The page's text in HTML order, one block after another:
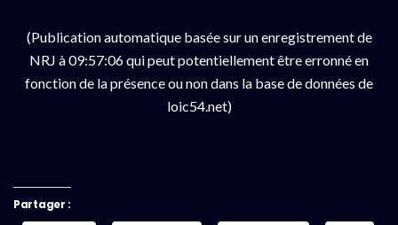
(Publication automatique basée sur un enregistrement de
NRJ à 09:57:06 qui peut potentiellement être erronné en
fonction de la présence ou non dans la base de données de
loic54.net)
Partager :